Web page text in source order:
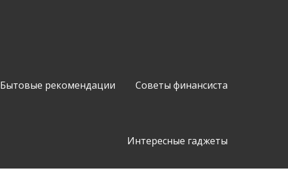
Бытовые рекомендации Советы финансиста
Интересные гаджеты